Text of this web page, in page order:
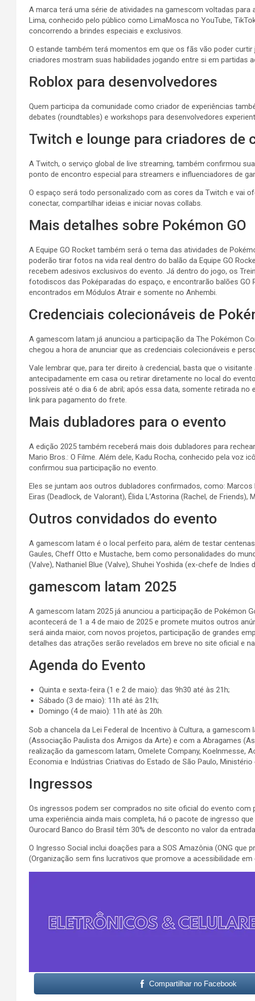
A marca terá uma série de atividades na gamescom voltadas
Lima, conhecido pelo público como LimaMosca no YouTube,
concorrendo a brindes especiais e exclusivos.
O estande também terá momentos em que os fãs vão poder
criadores mostram suas habilidades jogando entre si em partidas
Roblox para desenvolvedores
Quem participa da comunidade como criador de experiências
debates (roundtables) e workshops para desenvolvedores
Twitch e lounge para criadores de
A Twitch, o serviço global de live streaming, também confirmou
ponto de encontro especial para streamers e influenciadores de
O espaço será todo personalizado com as cores da Twitch e vai
conectar, compartilhar ideias e iniciar novas collabs.
Mais detalhes sobre Pokémon GO
A Equipe GO Rocket também será o tema das atividades de
poderão tirar fotos na vida real dentro do balão da Equipe GO
recebem adesivos exclusivos do evento. Já dentro do jogo, os
fotodiscos das Poképaradas do espaço, e encontrarão balões
encontrados em Módulos Atrair e somente no Anhembi.
Credenciais colecionáveis de
A gamescom latam já anunciou a participação da The Pokémon
chegou a hora de anunciar que as credenciais colecionáveis e
Vale lembrar que, para ter direito à credencial, basta que o
antecipadamente em casa ou retirar diretamente no local do
possíveis até o dia 6 de abril; após essa data, somente retirada
link para pagamento do frete.
Mais dubladores para o evento
A edição 2025 também receberá mais dois dubladores para
Mario Bros.: O Filme. Além dele, Kadu Rocha, conhecido pela voz
confirmou sua participação no evento.
Eles se juntam aos outros dubladores confirmados, como: Marcos
Eiras (Deadlock, de Valorant), Élida L’Astorina (Rachel, de
Outros convidados do evento
A gamescom latam é o local perfeito para, além de testar
Gaules, Cheff Otto e Mustache, bem como personalidades do
(Valve), Nathaniel Blue (Valve), Shuhei Yoshida (ex-chefe de
gamescom latam 2025
A gamescom latam 2025 já anunciou a participação de Pokémon
acontecerá de 1 a 4 de maio de 2025 e promete muitos outros
será ainda maior, com novos projetos, participação de grandes
detalhes das atrações serão revelados em breve no site oficial e
Agenda do Evento
Quinta e sexta-feira (1 e 2 de maio): das 9h30 até às 21h;
Sábado (3 de maio): 11h até às 21h;
Domingo (4 de maio): 11h até às 20h.
Sob a chancela da Lei Federal de Incentivo à Cultura, a
(Associação Paulista dos Amigos da Arte) e com a Abragames
realização da gamescom latam, Omelete Company, Koelnmesse,
Economia e Indústrias Criativas do Estado de São Paulo, Ministério
Ingressos
Os ingressos podem ser comprados no site oficial do evento com
uma experiência ainda mais completa, há o pacote de ingresso
Ourocard Banco do Brasil têm 30% de desconto no valor da
O Ingresso Social inclui doações para a SOS Amazônia (ONG
(Organização sem fins lucrativos que promove a acessibilidade
Compartilhar no Facebook